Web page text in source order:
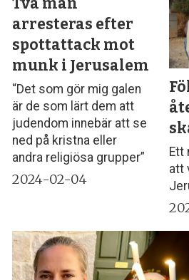
Två män
arresteras efter
spottattack mot
munk i Jerusalem
“Det som gör mig galen
är de som lärt dem att
judendom innebär att se
ned på kristna eller
andra religiösa grupper”
2024-02-04
Ett
att